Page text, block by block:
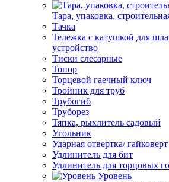
Тара, упаковка,
Тачка
Тележка с катушкой для
устройство
Тиски слесарные
Топор
Торцевой гаечный ключ
Тройник для труб
Трубогиб
Труборез
Тяпка, рыхлитель садовый
Угольник
Ударная отвертка/
Удлинитель для бит
Удлинитель для торцовых
Уровень